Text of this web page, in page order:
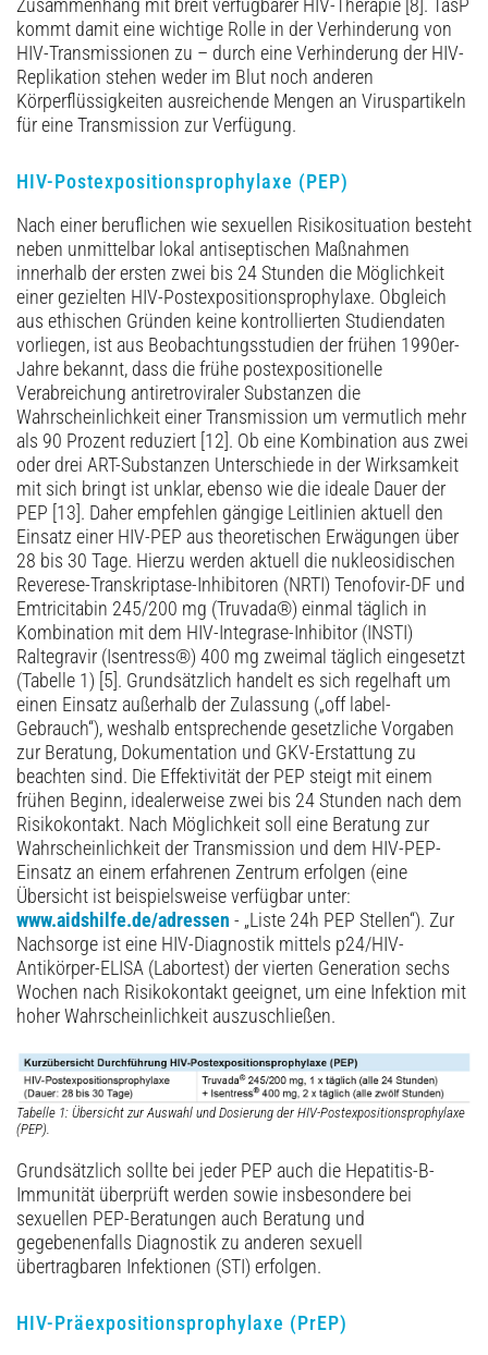
Zusammenhang mit breit verfügbarer HIV-Therapie [8]. TasP
kommt damit eine wichtige Rolle in der Verhinderung von
HIV-Transmissionen zu – durch eine Verhinderung der HIV-
Replikation stehen weder im Blut noch anderen
Körperflüssigkeiten ausreichende Mengen an Viruspartikeln
für eine Transmission zur Verfügung.
HIV-Postexpositionsprophylaxe (PEP)
Nach einer beruflichen wie sexuellen Risikosituation besteht
neben unmittelbar lokal antiseptischen Maßnahmen
innerhalb der ersten zwei bis 24 Stunden die Möglichkeit
einer gezielten HIV-Postexpositionsprophylaxe. Obgleich
aus ethischen Gründen keine kontrollierten Studiendaten
vorliegen, ist aus Beobachtungsstudien der frühen 1990er-
Jahre bekannt, dass die frühe postexpositionelle
Verabreichung antiretroviraler Substanzen die
Wahrscheinlichkeit einer Transmission um vermutlich mehr
als 90 Prozent reduziert [12]. Ob eine Kombination aus zwei
oder drei ART-Substanzen Unterschiede in der Wirksamkeit
mit sich bringt ist unklar, ebenso wie die ideale Dauer der
PEP [13]. Daher empfehlen gängige Leitlinien aktuell den
Einsatz einer HIV-PEP aus theoretischen Erwägungen über
28 bis 30 Tage. Hierzu werden aktuell die nukleosidischen
Reverese-Transkriptase-Inhibitoren (NRTI) Tenofovir-DF und
Emtricitabin 245/200 mg (Truvada®) einmal täglich in
Kombination mit dem HIV-Integrase-Inhibitor (INSTI)
Raltegravir (Isentress®) 400 mg zweimal täglich eingesetzt
(Tabelle 1) [5]. Grundsätzlich handelt es sich regelhaft um
einen Einsatz außerhalb der Zulassung („off label-
Gebrauch“), weshalb entsprechende gesetzliche Vorgaben
zur Beratung, Dokumentation und GKV-Erstattung zu
beachten sind. Die Effektivität der PEP steigt mit einem
frühen Beginn, idealerweise zwei bis 24 Stunden nach dem
Risikokontakt. Nach Möglichkeit soll eine Beratung zur
Wahrscheinlichkeit der Transmission und dem HIV-PEP-
Einsatz an einem erfahrenen Zentrum erfolgen (eine
Übersicht ist beispielsweise verfügbar unter:
www.aidshilfe.de/adressen - „Liste 24h PEP Stellen“). Zur
Nachsorge ist eine HIV-Diagnostik mittels p24/HIV-
Antikörper-ELISA (Labortest) der vierten Generation sechs
Wochen nach Risikokontakt geeignet, um eine Infektion mit
hoher Wahrscheinlichkeit auszuschließen.
Tabelle 1: Übersicht zur Auswahl und Dosierung der HIV-Postexpositionsprophylaxe
(PEP).
Grundsätzlich sollte bei jeder PEP auch die Hepatitis-B-
Immunität überprüft werden sowie insbesondere bei
sexuellen PEP-Beratungen auch Beratung und
gegebenenfalls Diagnostik zu anderen sexuell
übertragbaren Infektionen (STI) erfolgen.
HIV-Präexpositionsprophylaxe (PrEP)